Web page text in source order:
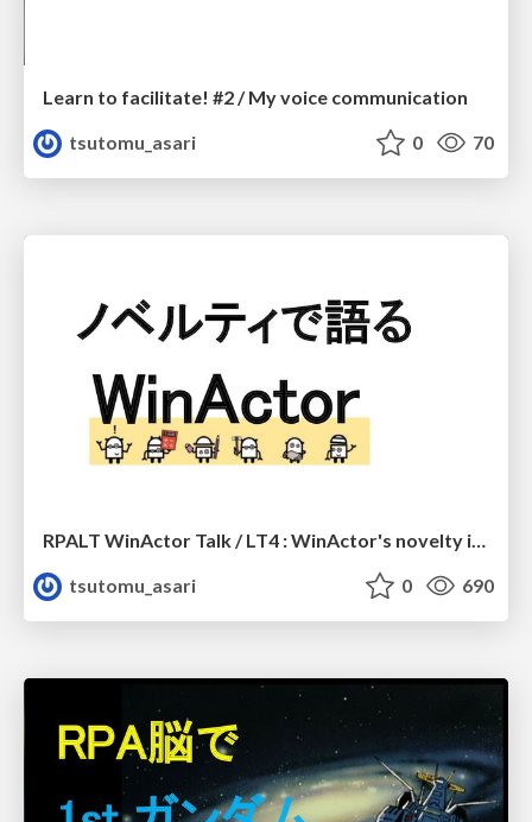
Learn to facilitate! #2 / My voice communication
tsutomu_asari
0 70
tsutomu_asari
0 690